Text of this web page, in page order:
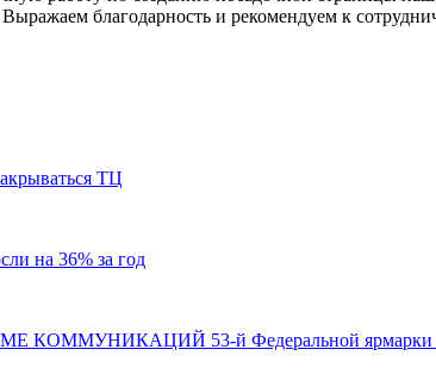
благодарность и рекомендуем к
ТЦ
на 36% за год
53-й Федеральной ярмарки